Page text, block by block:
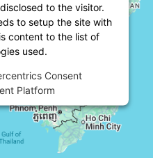
to the visitor.
to setup the site with
content to the list of
used.
Consent
Platform